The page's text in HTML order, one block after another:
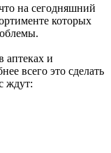
на сегодняшний
которых
аптеках и
всего это сделать
ждут: